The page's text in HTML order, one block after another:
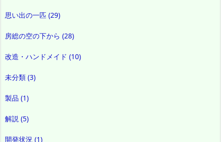
思い出の一匹 (29)
房総の空の下から (28)
改造・ハンドメイド (10)
未分類 (3)
製品 (1)
解説 (5)
開発状況 (1)